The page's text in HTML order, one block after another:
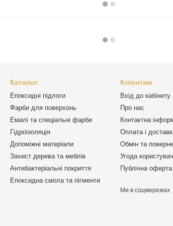
Каталог
Епоксидні підлоги
Фарби для поверхонь
Емалі та спеціальні фарби
Гідроізоляція
Допоміжні матеріали
Захист дерева та меблів
Антибактеріальні покриття
Епоксидна смола та пігменти
Клієнтам
Вхід до кабінету
Про нас
Контактна
Оплата і
Обмін та
Угода
Публічна оферта
Ми в соцмережах